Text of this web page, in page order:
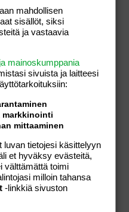
Golf
Kanta-Häme,
hetkellä tuotteita
mahdollisen
sisällöt, siksi
ja vastaavia
mainoskumppania
sivuista ja laitteesi
markkinointi
mittaaminen
tietojesi käsittelyyn
et hyväksy evästeitä,
välttämättä toimi
milloin tahansa
-linkkiä sivuston